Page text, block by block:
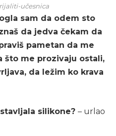
učesnica
sam da odem sto
da jedva čekam da
pametan da me
što me prozivaju ostali,
da ležim ko krava
silikone? – urlao